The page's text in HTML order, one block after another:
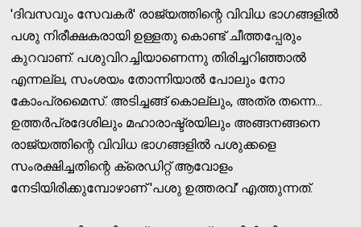
'ദിവസവും സേവകര്‍' രാജ്യത്തിന്റെ വിവിധ ഭാഗങ്ങളില്‍
പശു നിരീക്ഷകരായി ഉള്ളതു കൊണ്ട് ചീത്തപ്പേരും
കുറവാണ്. പശുവിറച്ചിയാണെന്നു തിരിച്ചറിഞ്ഞാല്‍
എന്നല്ല, സംശയം തോന്നിയാല്‍ പോലും നോ
കോംപ്രമൈസ്. അടിച്ചങ്ങ് കൊല്ലും, അത്ര തന്നെ...
ഉത്തര്‍പ്രദേശിലും മഹാരാഷ്ട്രയിലും അങ്ങനങ്ങനെ
രാജ്യത്തിന്റെ വിവിധ ഭാഗങ്ങളില്‍ പശുക്കളെ
സംരക്ഷിച്ചതിന്റെ ക്രെഡിറ്റ് ആവോളം
നേടിയിരിക്കുമ്പോഴാണ് 'പശു ഉത്തരവ്' എത്തുന്നത്.